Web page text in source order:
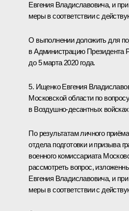
Евгения Владиславовича, и
меры в соответствии с
О выполнении доложить для
в Администрацию Президента
до 5 марта 2020 года.
5. Ищенко Евгения
Московской области по
в Воздушно-десантных
По результатам личного
отдела подготовки и призыва
военного комиссариата
рассмотреть вопрос,
Евгения Владиславовича, и
меры в соответствии с